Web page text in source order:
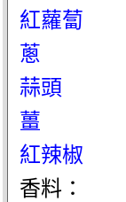
紅蘿蔔
蔥
蒜頭
薑
紅辣椒
香料：